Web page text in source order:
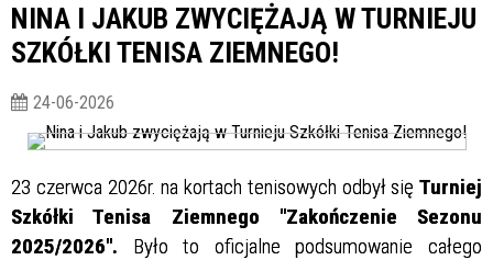
NINA I JAKUB ZWYCIĘŻAJĄ W TURNIEJU
SZKÓŁKI TENISA ZIEMNEGO!
24-06-2026
23 czerwca 2026r. na kortach tenisowych odbył się Turniej
Szkółki Tenisa Ziemnego "Zakończenie Sezonu
2025/2026".
Było to oficjalne podsumowanie całego